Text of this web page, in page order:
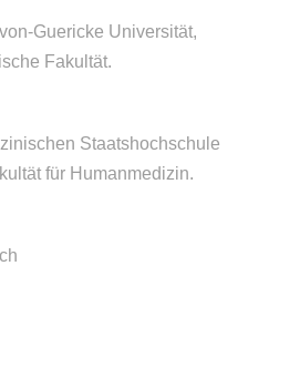
Guericke Universität,
Fakultät.
Staatshochschule
für Humanmedizin.